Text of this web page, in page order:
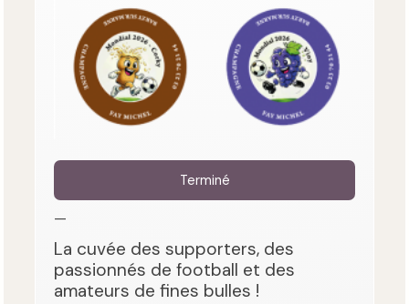
Terminé
—
La cuvée des supporters, des
passionnés de football et des
amateurs de fines bulles !